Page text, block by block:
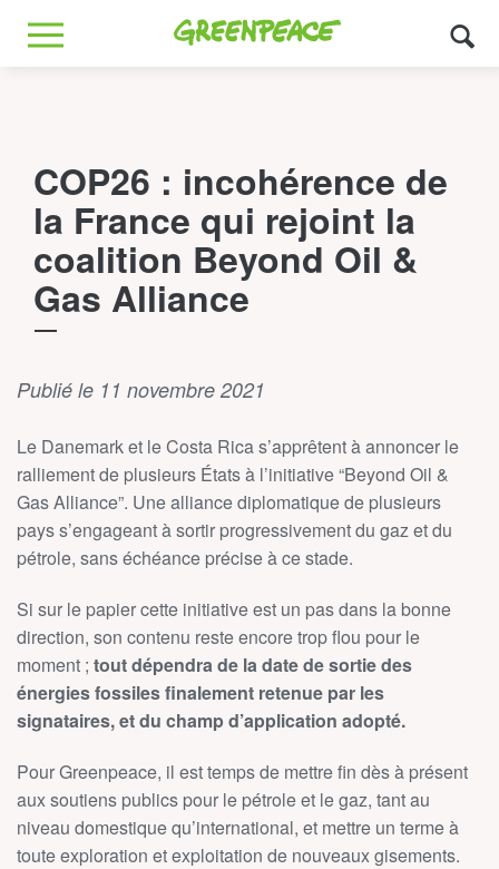
Greenpeace
MENU
COP26 : incohérence de
la France qui rejoint la
coalition Beyond Oil &
Gas Alliance
Publié le 11 novembre 2021
Le Danemark et le Costa Rica s’apprêtent à annoncer le
ralliement de plusieurs États à l’initiative “Beyond Oil &
Gas Alliance”. Une alliance diplomatique de plusieurs
pays s’engageant à sortir progressivement du gaz et du
pétrole, sans échéance précise à ce stade.
Si sur le papier cette initiative est un pas dans la bonne
direction, son contenu reste encore trop flou pour le
moment ; tout dépendra de la date de sortie des
énergies fossiles finalement retenue par les
signataires, et du champ d’application adopté.
Pour Greenpeace, il est temps de mettre fin dès à présent
aux soutiens publics pour le pétrole et le gaz, tant au
niveau domestique qu’international, et mettre un terme à
toute exploration et exploitation de nouveaux gisements.